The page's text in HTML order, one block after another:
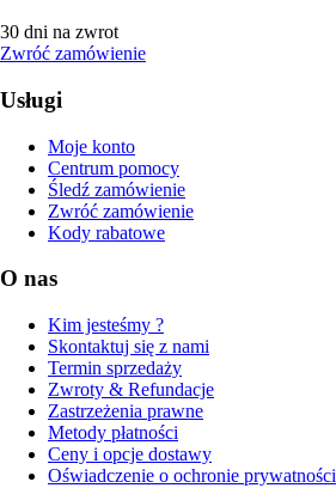
30 dni na zwrot
Zwróć zamówienie
Usługi
Moje konto
Centrum pomocy
Śledź zamówienie
Zwróć zamówienie
Kody rabatowe
O nas
Kim jesteśmy ?
Skontaktuj się z nami
Termin sprzedaży
Zwroty & Refundacje
Zastrzeżenia prawne
Metody płatności
Ceny i opcje dostawy
Oświadczenie o ochronie prywatności